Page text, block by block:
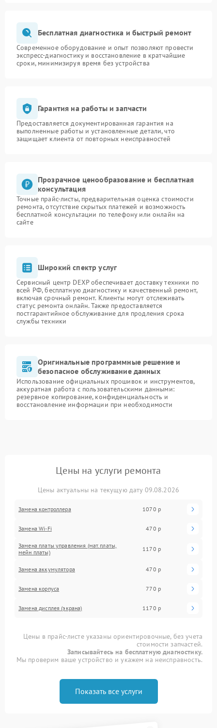
Бесплатная диагностика и быстрый ремонт
Современное оборудование и опыт позволяют провести
экспресс-диагностику и восстановление в кратчайшие
сроки, минимизируя время без устройства
Гарантия на работы и запчасти
Предоставляется документированная гарантия на
выполненные работы и установленные детали, что
защищает клиента от повторных неисправностей
Прозрачное ценообразование и бесплатная
консультация
Точные прайс-листы, предварительная оценка стоимости
ремонта, отсутствие скрытых платежей и возможность
бесплатной консультации по телефону или онлайн на
сайте
Широкий спектр услуг
Сервисный центр DEXP обеспечивает доставку техники по
всей РФ, бесплатную диагностику и качественный ремонт,
включая срочный ремонт. Клиенты могут отслеживать
статус ремонта онлайн. Также предоставляется
постгарантийное обслуживание для продления срока
службы техники
Оригинальные программные решение и
безопасное обслуживание данных
Использование официальных прошивок и инструментов,
аккуратная работа с пользовательскими данными:
резервное копирование, конфиденциальность и
восстановление информации при необходимости
Цены на услуги ремонта
Цены актуальны на текущую дату 09.08.2026
Замена контроллера 1070 р
Замена Wi-Fi 470 р
Замена платы управления (мат.платы,
мейн платы)
1170 р
Замена аккумулятора 470 р
Замена корпуса 770 р
Замена дисплея (экрана) 1170 р
Цены в прайс-листе указаны ориентировочные, без учета
стоимости запчастей.
Записывайтесь на бесплатную диагностику.
Мы проверим ваше устройство и укажем на неисправность.
Показать все услуги